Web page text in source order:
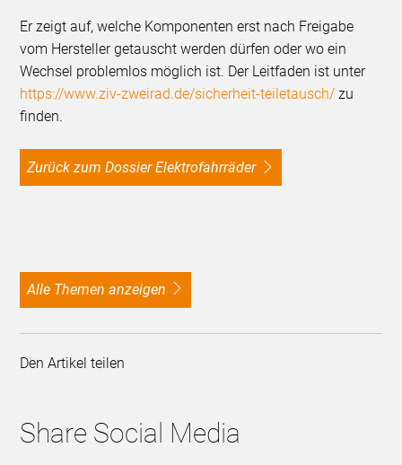
Er zeigt auf, welche Komponenten erst nach Freigabe
vom Hersteller getauscht werden dürfen oder wo ein
Wechsel problemlos möglich ist. Der Leitfaden ist unter
https://www.ziv-zweirad.de/sicherheit-teiletausch/ zu
finden.
Zurück zum Dossier Elektrofahrräder
alle Themen anzeigen
Den Artikel teilen
Share Social Media